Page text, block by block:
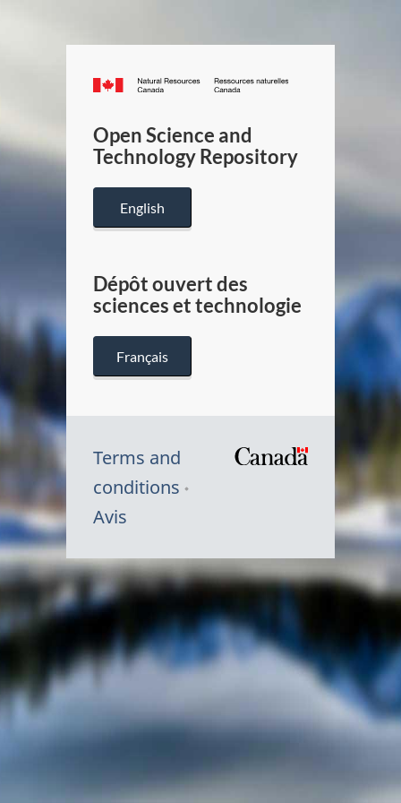
Canada.ca
/
Canada
Open Science and
Technology Repository
English
Dépôt ouvert des
sciences et technologie
Français
Terms and
conditions
Avis
Symbole
du
Canada